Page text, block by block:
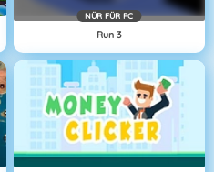
NÜR FÜR PC
Run 3